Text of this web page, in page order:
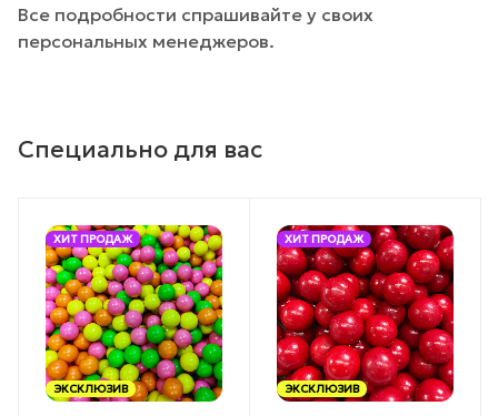
Все подробности спрашивайте у своих
персональных менеджеров.
Специально для вас
ХИТ ПРОДАЖ
ЭКСКЛЮЗИВ
ХИТ ПРОДАЖ
ЭКСКЛЮЗИВ